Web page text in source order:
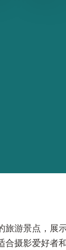
游景点，
摄影爱好